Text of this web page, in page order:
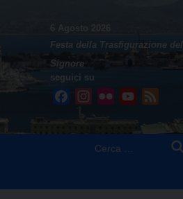
6 Agosto 2026
Festa della Trasfigurazione del
Signore
seguici su
FacebookInstagram
Flickr YouTube